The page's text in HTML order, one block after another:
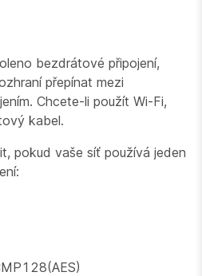
bezdrátové připojení,
přepínat mezi
Chcete-li použít Wi-Fi,
kabel.
pokud vaše síť používá jeden